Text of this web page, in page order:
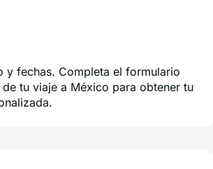
y fechas. Completa el formulario
tu viaje a México para obtener tu